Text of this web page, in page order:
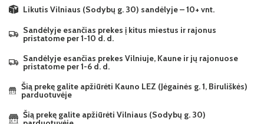
Likutis Vilniaus (Sodybų g. 30) sandėlyje – 10+ vnt.
Sandėlyje esančias prekes į kitus miestus ir rajonus
pristatome per 1-10 d. d.
Sandėlyje esančias prekes Vilniuje, Kaune ir jų rajonuose
pristatome per 1-6 d. d.
Šią prekę galite apžiūrėti Kauno LEZ (Jėgainės g. 1, Biruliškės)
parduotuvėje
Šią prekę galite apžiūrėti Vilniaus (Sodybų g. 30)